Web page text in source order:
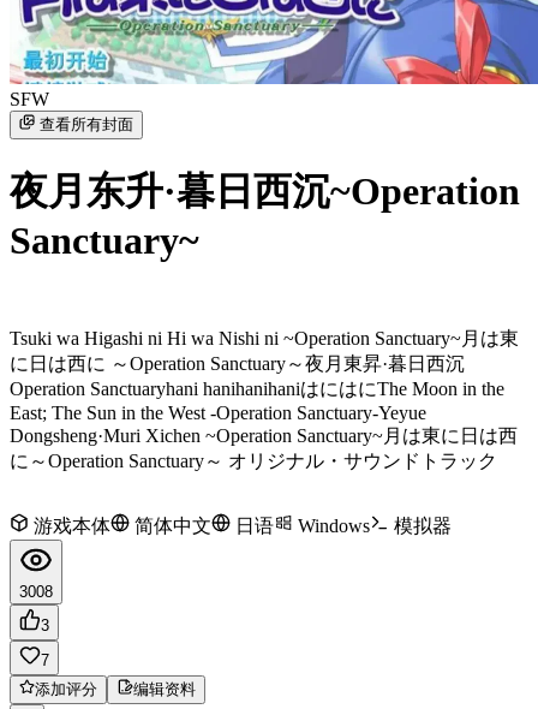
SFW
查看所有封面
夜月东升·暮日西沉~Operation
Sanctuary~
Tsuki wa Higashi ni Hi wa Nishi ni ~Operation Sanctuary~月は東
に日は西に ～Operation Sanctuary～夜月東昇·暮日西沉
Operation Sanctuaryhani hanihanihaniはにはにThe Moon in the
East; The Sun in the West -Operation Sanctuary-Yeyue
Dongsheng·Muri Xichen ~Operation Sanctuary~月は東に日は西
に～Operation Sanctuary～ オリジナル・サウンドトラック
游戏本体 简体中文 日语 Windows 模拟器
3008
3
7
添加评分
编辑资料